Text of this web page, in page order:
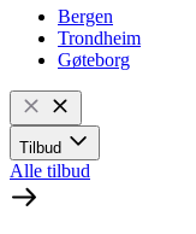
Bergen
Trondheim
Gøteborg
Tilbud
Alle tilbud